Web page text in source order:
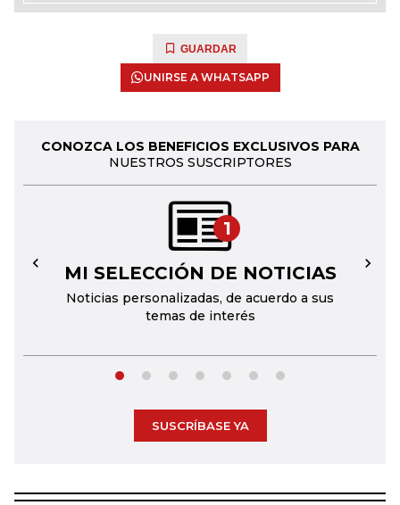
GUARDAR
UNIRSE A WHATSAPP
CONOZCA LOS BENEFICIOS EXCLUSIVOS PARA
NUESTROS SUSCRIPTORES
1
MI SELECCIÓN DE NOTICIAS
Noticias personalizadas, de acuerdo a sus
temas de interés
← →
SUSCRÍBASE YA